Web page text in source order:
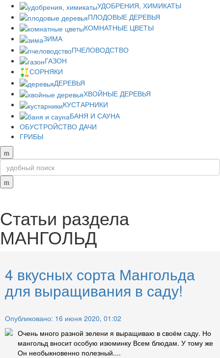
УДОБРЕНИЯ, ХИМИКАТЫ
ПЛОДОВЫЕ ДЕРЕВЬЯ
КОМНАТНЫЕ ЦВЕТЫ
ЗИМА
ПЧЕЛОВОДСТВО
ГАЗОН
СОРНЯКИ
ДЕРЕВЬЯ
ХВОЙНЫЕ ДЕРЕВЬЯ
КУСТАРНИКИ
БАНЯ И САУНА
ОБУСТРОЙСТВО ДАЧИ
ГРИБЫ
Статьи раздела
МАНГОЛЬД
4 вкусных сорта Мангольда
для выращивания в саду!
Опубликовано: 16 июня 2020, 01:02
Очень много разной зелени я выращиваю в своём саду. Но
мангольд вносит особую изюминку Всем блюдам. У тому же
Он необыкновенно полезный....